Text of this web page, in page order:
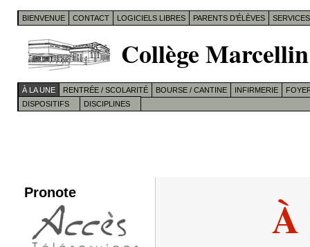
BIENVENUE CONTACT LOGICIELS LIBRES PARENTS D’ÉLÈVES
Collège
À LA UNE RENTRÉE / SCOLARITÉ BOURSE / CANTINE INFIRMERIE
DISPOSITIFS
DISCIPLINES
Pronote À